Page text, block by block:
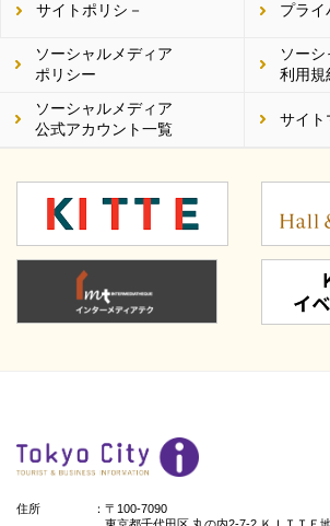
サイトポリシ－
プライ
ソーシャルメディア
ポリシー
ソー
利用規
ソーシャルメディア
公式アカウント一覧
サイト
住所
：〒100-7090